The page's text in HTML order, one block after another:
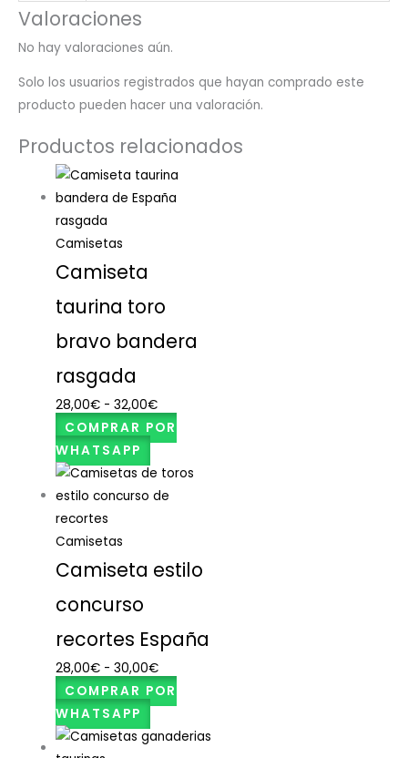
Valoraciones
No hay valoraciones aún.
Solo los usuarios registrados que hayan comprado este
producto pueden hacer una valoración.
Productos relacionados
Camisetas
Camiseta
taurina toro
bravo bandera
rasgada
28,00€ - 32,00€
COMPRAR POR
WHATSAPP
Camisetas
Camiseta estilo
concurso
recortes España
28,00€ - 30,00€
COMPRAR POR
WHATSAPP